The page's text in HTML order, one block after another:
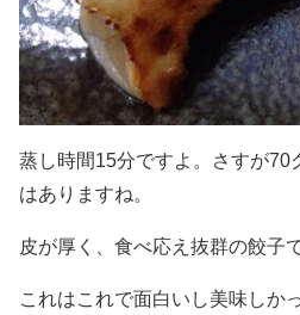
蒸し時間15分ですよ。さすが70
はありますね。
皮が厚く、食べ応え抜群の餃子で
これはこれで面白いし美味しか